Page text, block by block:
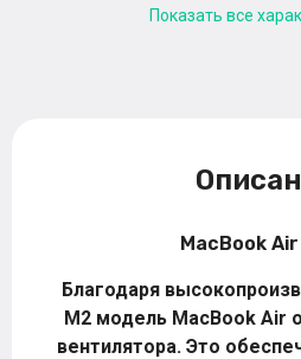
Показать все
MacBook
Благодаря
M2 модель MacBook Air
вентилятора. Это